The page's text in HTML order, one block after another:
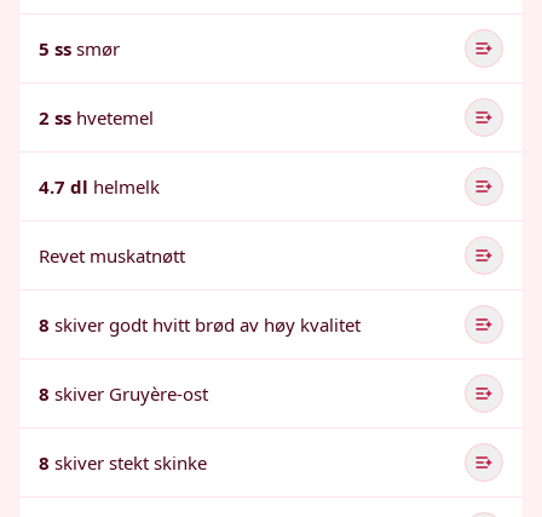
5 ss smør
2 ss hvetemel
4.7 dl helmelk
Revet muskatnøtt
8 skiver godt hvitt brød av høy kvalitet
8 skiver Gruyère-ost
8 skiver stekt skinke